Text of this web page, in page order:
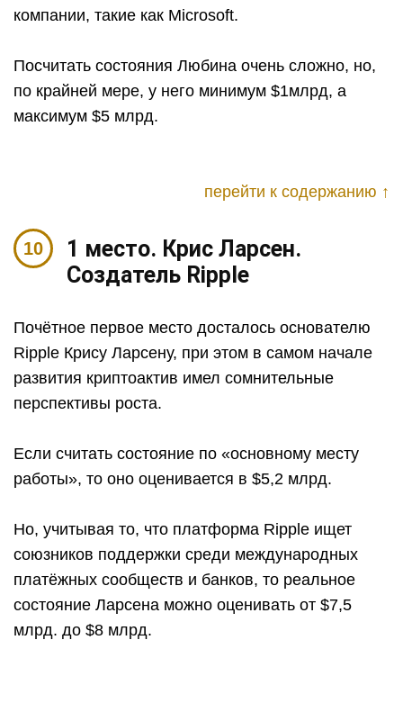
компании, такие как Microsoft.
Посчитать состояния Любина очень сложно, но,
по крайней мере, у него минимум $1млрд, а
максимум $5 млрд.
перейти к содержанию ↑
1 место. Крис Ларсен.
Создатель Ripple
Почётное первое место досталось основателю
Ripple Крису Ларсену, при этом в самом начале
развития криптоактив имел сомнительные
перспективы роста.
Если считать состояние по «основному месту
работы», то оно оценивается в $5,2 млрд.
Но, учитывая то, что платформа Ripple ищет
союзников поддержки среди международных
платёжных сообществ и банков, то реальное
состояние Ларсена можно оценивать от $7,5
млрд. до $8 млрд.